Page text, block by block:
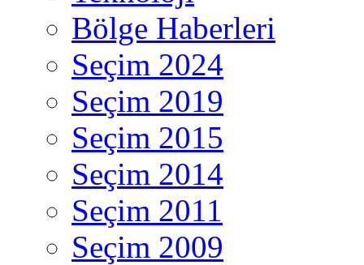
Bölge Haberleri
Seçim 2024
Seçim 2019
Seçim 2015
Seçim 2014
Seçim 2011
Seçim 2009